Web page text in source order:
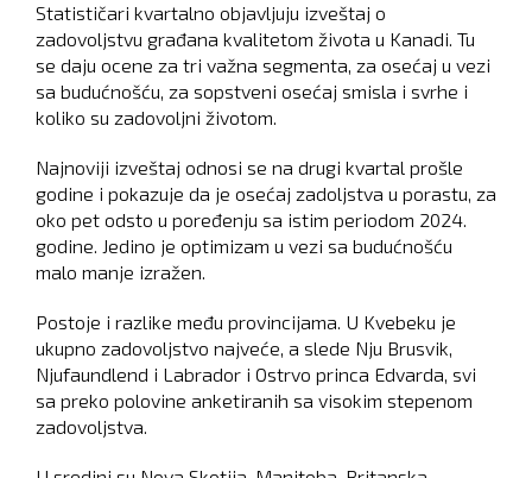
Statističari kvartalno objavljuju izveštaj o
zadovoljstvu građana kvalitetom života u Kanadi. Tu
se daju ocene za tri važna segmenta, za osećaj u vezi
sa budućnošću, za sopstveni osećaj smisla i svrhe i
koliko su zadovoljni životom.
Najnoviji izveštaj odnosi se na drugi kvartal prošle
godine i pokazuje da je osećaj zadoljstva u porastu, za
oko pet odsto u poređenju sa istim periodom 2024.
godine. Jedino je optimizam u vezi sa budućnošću
malo manje izražen.
Postoje i razlike među provincijama. U Kvebeku je
ukupno zadovoljstvo najveće, a slede Nju Brusvik,
Njufaundlend i Labrador i Ostrvo princa Edvarda, svi
sa preko polovine anketiranih sa visokim stepenom
zadovoljstva.